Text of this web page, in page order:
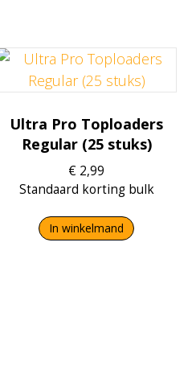
Ultra Pro Toploaders
Regular (25 stuks)
€ 2,99
Standaard korting bulk
In winkelmand